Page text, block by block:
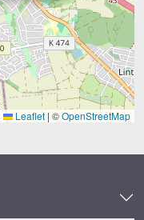
Leaflet | ©OpenStreetMap